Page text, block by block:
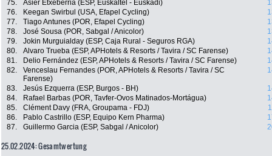
75.
Asier Etxeberria (ESP, Euskaltel - Euskadi)
76.
Keegan Swirbul (USA, Efapel Cycling)
77.
Tiago Antunes (POR, Efapel Cycling)
78.
José Sousa (POR, Sabgal / Anicolor)
79.
Jokin Murguialday (ESP, Caja Rural - Seguros RGA)
80.
Alvaro Trueba (ESP, APHotels & Resorts / Tavira / SC Farense)
81.
Delio Fernández (ESP, APHotels & Resorts / Tavira / SC Farense)
82.
Venceslau Fernandes (POR, APHotels & Resorts / Tavira / SC
Farense)
83. Jesús Ezquerra (ESP, Burgos - BH)
84.
Rafael Barbas (POR, Tavfer-Ovos Matinados-Mortágua)
85.
Clément Davy (FRA, Groupama - FDJ)
86.
Pablo Castrillo (ESP, Equipo Kern Pharma)
87.
Guillermo Garcia (ESP, Sabgal / Anicolor)
25.02.2024: Gesamtwertung